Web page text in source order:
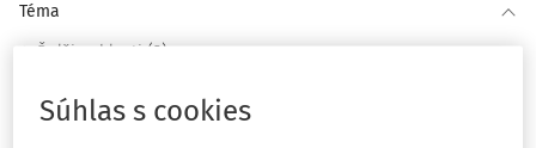
Téma
Ďalšie oblasti (2)
Filter
Súhlas s cookies